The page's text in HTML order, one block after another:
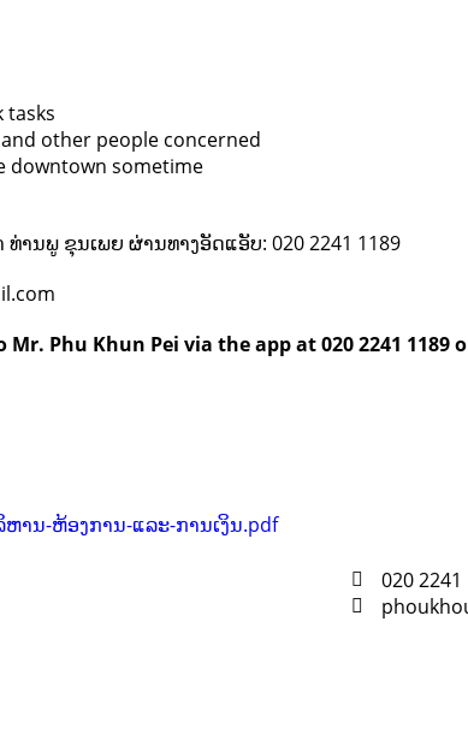
tasks
other people concerned
downtown sometime
ານພູ ຂຸນເພຍ ຜ່ານທາງອັດແອັບ: 020 2241 1189
Mr. Phu Khun Pei via the app at 020 2241
ານ-ຫ້ອງການ-ແລະ-ການເງິນ.pdf
020 2241